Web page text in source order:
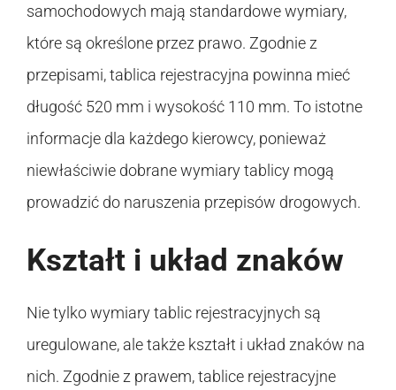
samochodowych mają standardowe wymiary,
które są określone przez prawo. Zgodnie z
przepisami, tablica rejestracyjna powinna mieć
długość 520 mm i wysokość 110 mm. To istotne
informacje dla każdego kierowcy, ponieważ
niewłaściwie dobrane wymiary tablicy mogą
prowadzić do naruszenia przepisów drogowych.
Kształt i układ znaków
Nie tylko wymiary tablic rejestracyjnych są
uregulowane, ale także kształt i układ znaków na
nich. Zgodnie z prawem, tablice rejestracyjne